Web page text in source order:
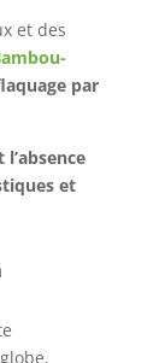
et des
par
et